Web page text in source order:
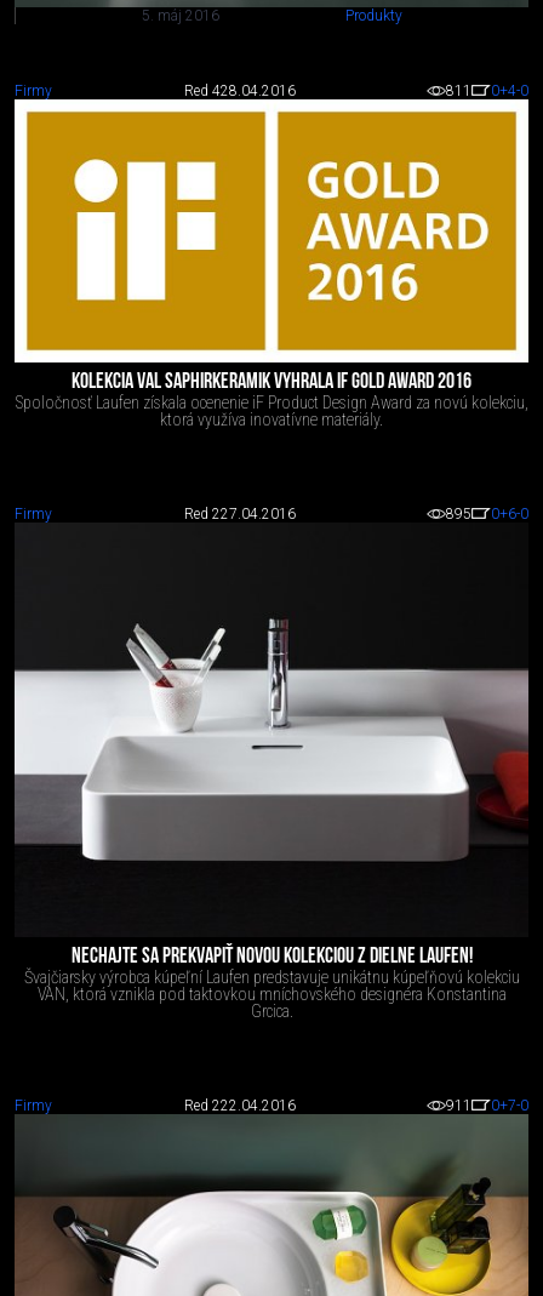
5. máj 2016 Produkty
Firmy Red 428.04.2016 811 0+4-0
KOLEKCIA VAL SAPHIRKERAMIK VYHRALA IF GOLD AWARD 2016
Spoločnosť Laufen získala ocenenie iF Product Design Award za novú kolekciu,
ktorá využíva inovatívne materiály.
Firmy Red 227.04.2016 895 0+6-0
NECHAJTE SA PREKVAPIŤ NOVOU KOLEKCIOU Z DIELNE LAUFEN!
Švajčiarsky výrobca kúpeľní Laufen predstavuje unikátnu kúpeľňovú kolekciu
VAN, ktorá vznikla pod taktovkou mníchovského designéra Konstantina
Grcica.
Firmy Red 222.04.2016 911 0+7-0